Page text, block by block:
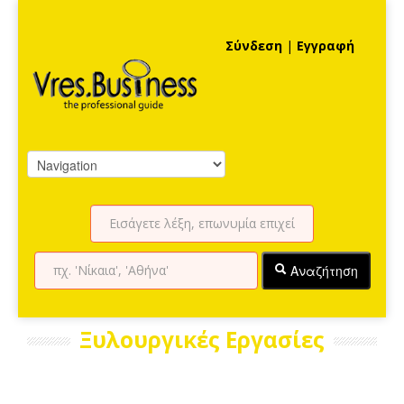
Σύνδεση | Εγγραφή
Αναζήτηση
Ξυλουργικές Εργασίες